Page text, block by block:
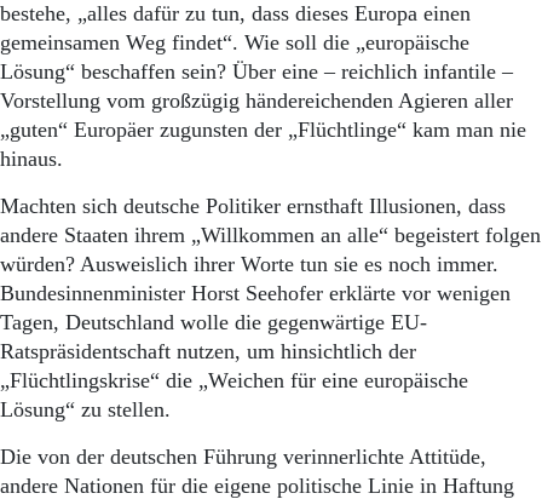
bestehe, „alles dafür zu tun, dass dieses Europa einen
gemeinsamen Weg findet“. Wie soll die „europäische
Lösung“ beschaffen sein? Über eine – reichlich infantile –
Vorstellung vom großzügig händereichenden Agieren aller
„guten“ Europäer zugunsten der „Flüchtlinge“ kam man nie
hinaus.
Machten sich deutsche Politiker ernsthaft Illusionen, dass
andere Staaten ihrem „Willkommen an alle“ begeistert folgen
würden? Ausweislich ihrer Worte tun sie es noch immer.
Bundesinnenminister Horst Seehofer erklärte vor wenigen
Tagen, Deutschland wolle die gegenwärtige EU-
Ratspräsidentschaft nutzen, um hinsichtlich der
„Flüchtlingskrise“ die „Weichen für eine europäische
Lösung“ zu stellen.
Die von der deutschen Führung verinnerlichte Attitüde,
andere Nationen für die eigene politische Linie in Haftung